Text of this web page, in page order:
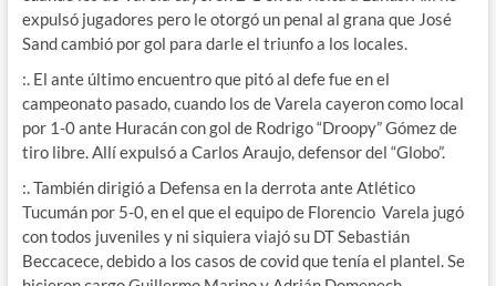
expulsó jugadores pero le otorgó un penal al grana que José
Sand cambió por gol para darle el triunfo a los locales.
:. El ante último encuentro que pitó al defe fue en el
campeonato pasado, cuando los de Varela cayeron como local
por 1-0 ante Huracán con gol de Rodrigo “Droopy” Gómez de
tiro libre. Allí expulsó a Carlos Araujo, defensor del “Globo”.
:. También dirigió a Defensa en la derrota ante Atlético
Tucumán por 5-0, en el que el equipo de Florencio Varela jugó
con todos juveniles y ni siquiera viajó su DT Sebastián
Beccacece, debido a los casos de covid que tenía el plantel. Se